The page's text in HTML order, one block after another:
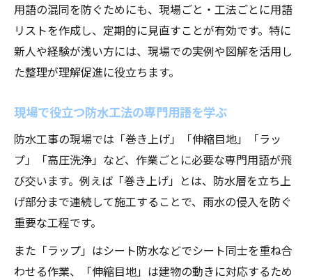
用語の混同を防ぐためにも、現場ごと・工法ごとに用語
リストを作成し、定期的に見直すことが有効です。特に
新人や経験が浅い方には、現場での実例や図解を活用し
た整理が理解促進に役立ちます。
現場で役立つ防水工法の専門用語を学ぶ
防水工事の現場では「巻き上げ」「伸縮目地」「ラッ
プ」「高圧洗浄」など、作業ごとに必要な専門用語が飛
び交います。例えば「巻き上げ」とは、防水層を立ち上
げ部分まで連続して施工することで、雨水の侵入を防ぐ
重要な工程です。
また「ラップ」はシート防水などでシート同士を重ね合
わせる作業、「伸縮目地」は建物の動きに対応するため